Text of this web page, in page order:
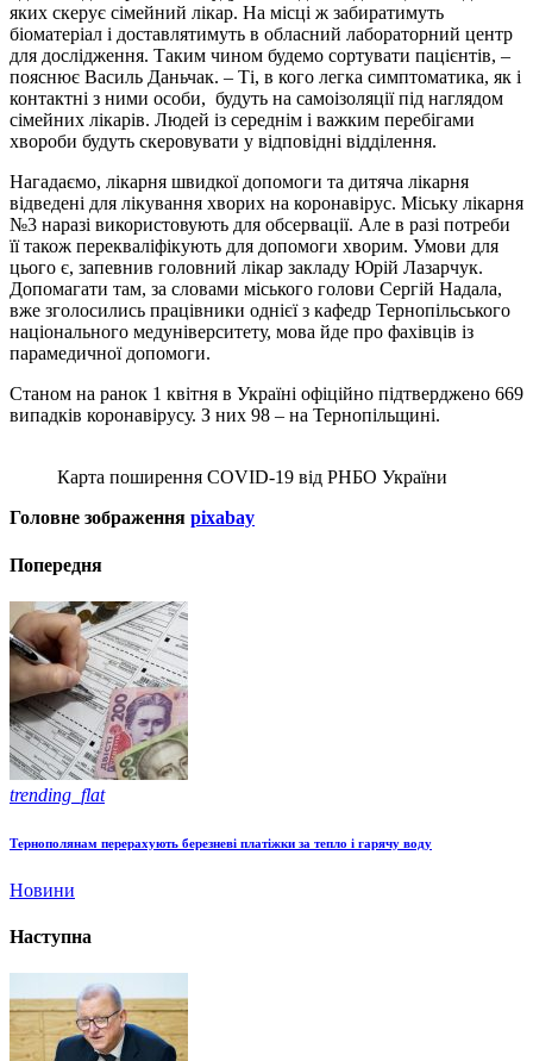
яких скерує сімейний лікар. На місці ж забиратимуть
біоматеріал і доставлятимуть в обласний лабораторний центр
для дослідження. Таким чином будемо сортувати пацієнтів, –
пояснює Василь Даньчак. – Ті, в кого легка симптоматика, як і
контактні з ними особи, будуть на самоізоляції під наглядом
сімейних лікарів. Людей із середнім і важким перебігами
хвороби будуть скеровувати у відповідні відділення.
Нагадаємо, лікарня швидкої допомоги та дитяча лікарня
відведені для лікування хворих на коронавірус. Міську лікарня
№3 наразі використовують для обсервації. Але в разі потреби
її також перекваліфікують для допомоги хворим. Умови для
цього є, запевнив головний лікар закладу Юрій Лазарчук.
Допомагати там, за словами міського голови Сергій Надала,
вже зголосились працівники однієї з кафедр Тернопільського
національного медуніверситету, мова йде про фахівців із
парамедичної допомоги.
Станом на ранок 1 квітня в Україні офіційно підтверджено 669
випадків коронавірусу. З них 98 – на Тернопільщині.
Карта поширення COVID-19 від РНБО України
Головне зображення pixabay
Попередня
trending_flat
Тернополянам перерахують березневі платіжки за тепло і гарячу воду
Новини
Наступна